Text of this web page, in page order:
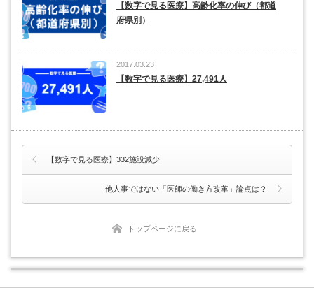
【数字で見る医療】高齢化率の伸び（都道
府県別）
2017.03.23
【数字で見る医療】27,491人
【数字で見る医療】332施設減少
他人事ではない「医師の働き方改革」論点は？
トップページに戻る